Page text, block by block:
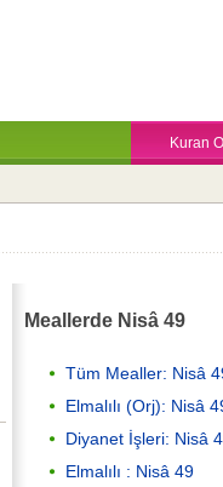
Kuran
Meallerde Nisâ 49
Tüm Mealler: Nisâ
Elmalılı (Orj): Nisâ
Diyanet İşleri: Nisâ
Elmalılı : Nisâ 49